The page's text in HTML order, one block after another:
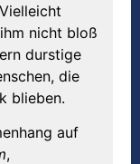
nicht bloß
durstige
die
blieben.
auf
,